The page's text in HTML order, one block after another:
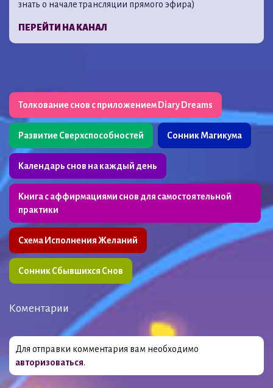
знать о начале трансляции прямого эфира)
ПЕРЕЙТИ НА КАНАЛ
Толкование снов с приложением Diary Dreams
Развитие Сверхспособностей Сонник Магикума
Календарь снов на каждый день
Книга с аффирмациями снов для самостоятельной
практики
Схема Исполнения Желаний
Сонник Сбывшихся Снов
Коментарии
Для отправки комментария вам необходимо
авторизоваться.